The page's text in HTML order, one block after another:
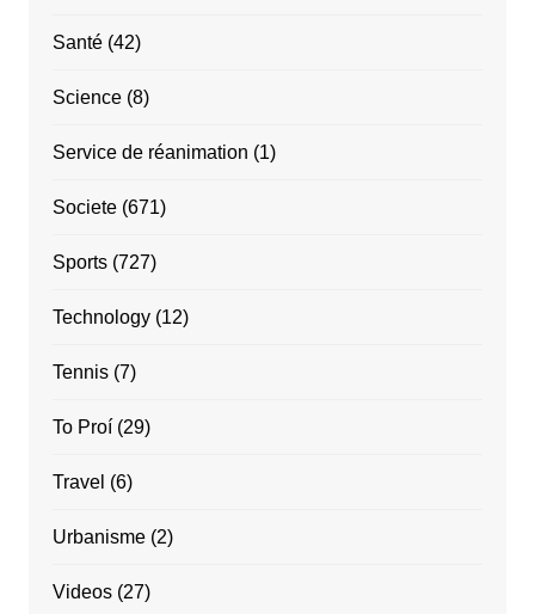
Santé(42)
Science(8)
Service de réanimation (1)
Societe(671)
Sports(727)
Technology(12)
Tennis(7)
To Proí(29)
Travel (6)
Urbanisme(2)
Videos(27)